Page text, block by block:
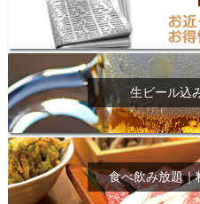
生ビール込
食べ飲み放題｜